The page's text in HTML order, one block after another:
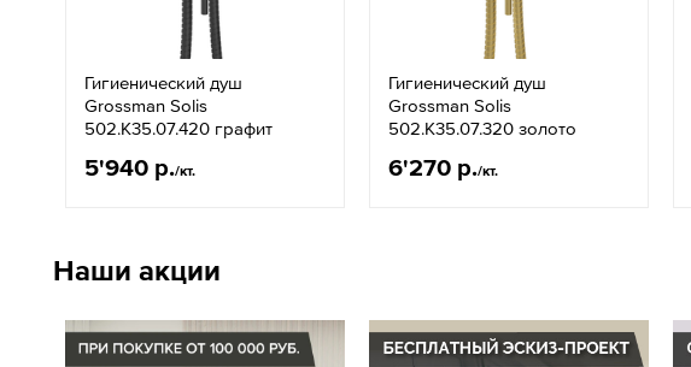
Гигиенический душ
Grossman Solis
502.K35.07.420 графит
5'940 р./кт.
Гигиенический душ
Grossman Solis
502.K35.07.320 золото
6'270 р./кт.
Наши акции